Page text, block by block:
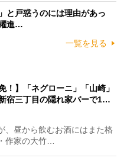
と戸惑うのには理由があっ
進…
一覧を見る
！】「ネグローニ」「山崎」
宿三丁目の隠れ家バーで1…
昼から飲むお酒にはまた格
作家の大竹…